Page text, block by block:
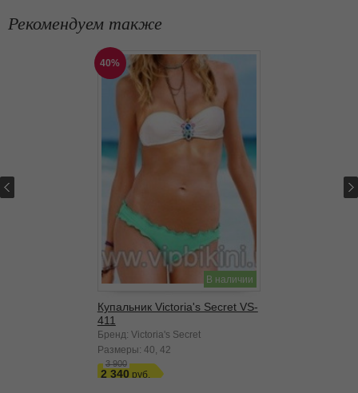
Рекомендуем также
40%
В наличии
Купальник Victoria's Secret VS-
411
Бренд: Victoria's Secret
Размеры: 40 42
3 900
2 340